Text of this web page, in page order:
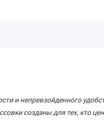
и непревзойденного
созданы для тех, кто